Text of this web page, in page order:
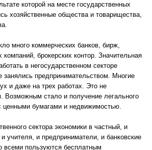
которой на месте государственных
хозяйственные общества и товарищества,
много коммерческих банков, бирж,
компаний, брокерских контор. Значительная
в негосударственном секторе
занялись предпринимательством. Многие
и даже на трех работах. Это не
Возможным стало и получение легального
ценными бумагами и недвижимостью.
сектора экономики в частный, и
учителя, и предприниматели, и банковские
всеми пользуются бесплатным